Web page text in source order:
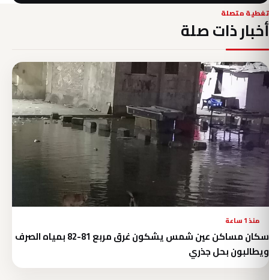
تغطية متصلة
أخبار ذات صلة
منذ 1 ساعة
سكان مساكن عين شمس يشكون غرق مربع 81-82 بمياه الصرف
ويطالبون بحل جذري